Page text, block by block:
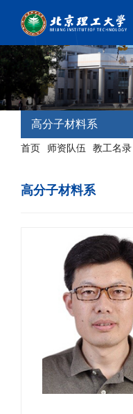
高分子材料系
首页 师资队伍 教工名录
高分子材料系